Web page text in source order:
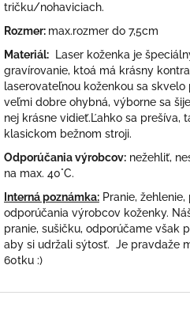
tričku/nohaviciach.
Rozmer: max.rozmer do 7,5cm
Materiál: Laser koženka je
gravírovanie, ktoá má krásny
laserovateľnou koženkou sa skvelo
veľmi dobre ohybná, výborne sa
nej krásne vidieť.Ľahko sa prešíva,
klasickom bežnom stroji.
Odporúčania výrobcov: nežehliť,
na max. 40°C.
Interná poznámka: Pranie,
odporúčania výrobcov koženky.
pranie, sušičku, odporúčame však
aby si udržali sýtosť. Je pravdaže
60tku :)